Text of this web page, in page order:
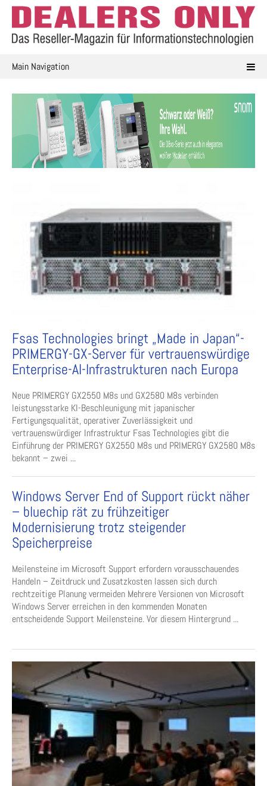
Skip
content
Main Navigation
Fsas Technologies bringt „Made in Japan“-
PRIMERGY-GX-Server für vertrauenswürdige
Enterprise-AI-Infrastrukturen nach Europa
Neue PRIMERGY GX2550 M8s und GX2580 M8s verbinden
leistungsstarke KI-Beschleunigung mit japanischer
Fertigungsqualität, operativer Zuverlässigkeit und
vertrauenswürdiger Infrastruktur Fsas Technologies gibt die
Einführung der PRIMERGY GX2550 M8s und PRIMERGY GX2580 M8s
bekannt – zwei ...
Windows Server End of Support rückt näher
– bluechip rät zu frühzeitiger
Modernisierung trotz steigender
Speicherpreise
Meilensteine im Microsoft Support erfordern vorausschauendes
Handeln – Zeitdruck und Zusatzkosten lassen sich durch
rechtzeitige Planung vermeiden Mehrere Versionen von Microsoft
Windows Server erreichen in den kommenden Monaten
entscheidende Support Meilensteine. Vor diesem Hintergrund ...